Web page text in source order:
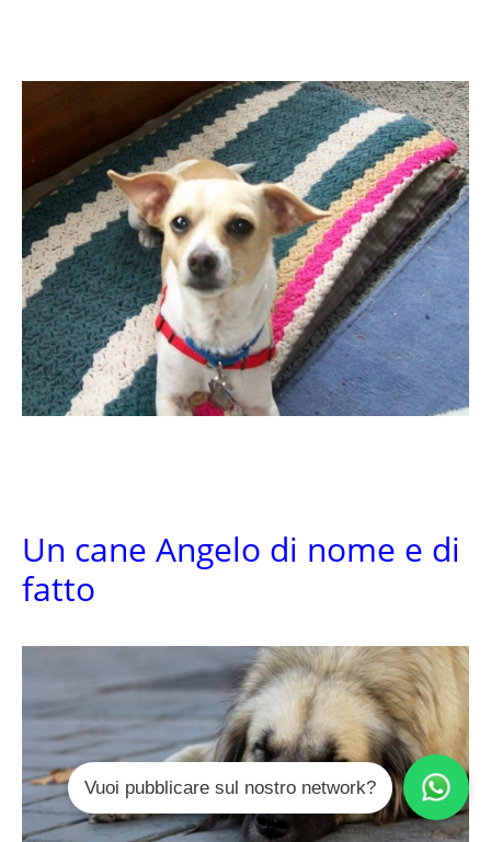
Un cane Angelo di nome e di
fatto
Vuoi pubblicare sul nostro network?